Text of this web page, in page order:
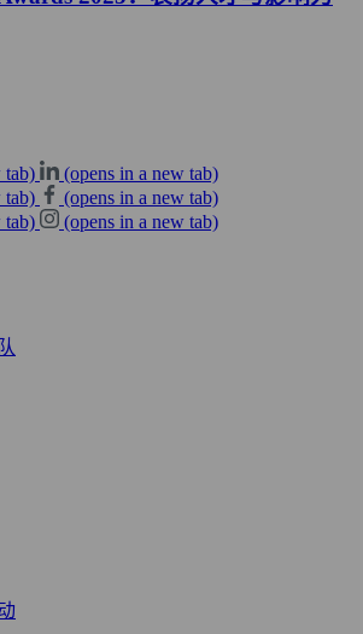
tab)
(opens in a new tab)
tab)
(opens in a new tab)
tab)
(opens in a new tab)